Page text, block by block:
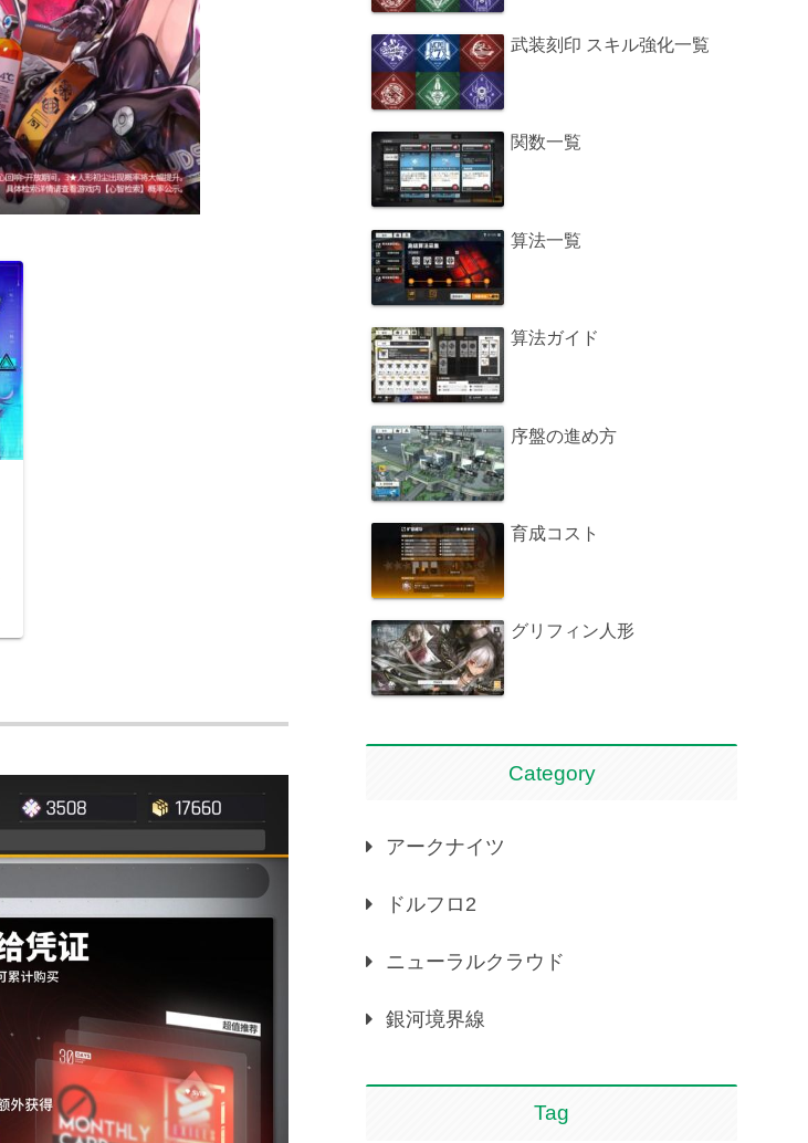
武装刻印 スキル強化一覧
関数一覧
算法一覧
算法ガイド
序盤の進め方
育成コスト
グリフィン人形
Category
アークナイツ
ドルフロ2
ニューラルクラウド
銀河境界線
Tag